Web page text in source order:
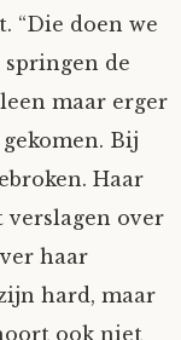
“Die doen we
de
maar erger
Bij
Haar
over
haar
hard, maar
ook niet